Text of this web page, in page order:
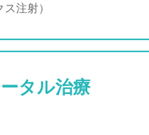
注射）
タル治療